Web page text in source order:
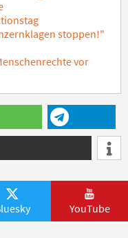
stoppen!"
vor
YouTube